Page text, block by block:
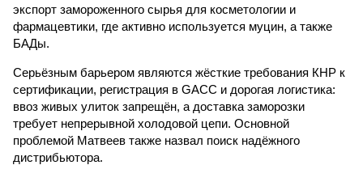
экспорт замороженного сырья для косметологии и
фармацевтики, где активно используется муцин, а также
БАДы.
Серьёзным барьером являются жёсткие требования КНР к
сертификации, регистрация в GACC и дорогая логистика:
ввоз живых улиток запрещён, а доставка заморозки
требует непрерывной холодовой цепи. Основной
проблемой Матвеев также назвал поиск надёжного
дистрибьютора.